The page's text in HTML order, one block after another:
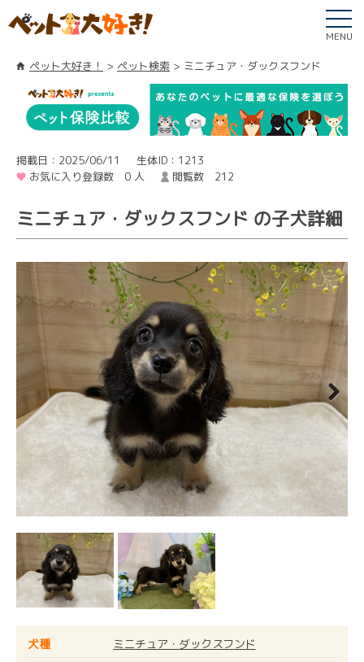
MENU
ペット大好き！ ペット検索 ミニチュア・ダックスフンド
掲載日：2025/06/11
生体ID：1213
お気に入り登録数 0 人
閲覧数 212
ミニチュア・ダックスフンド の子犬詳細
Next
犬種
ミニチュア・ダックスフンド